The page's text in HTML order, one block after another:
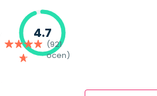
4.7
(921
ocen)